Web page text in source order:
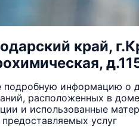
край,
подробную информацию о
расположенных в
и использованные
предоставляемых услуг